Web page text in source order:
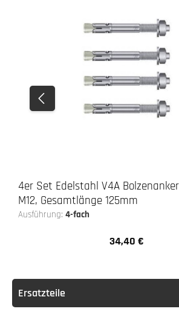
4er Set Edelstahl V4A
M12, Gesamtlänge 125mm
Ausführung:4-fach
Regulärer Preis:
34,40 €
Ersatzteile